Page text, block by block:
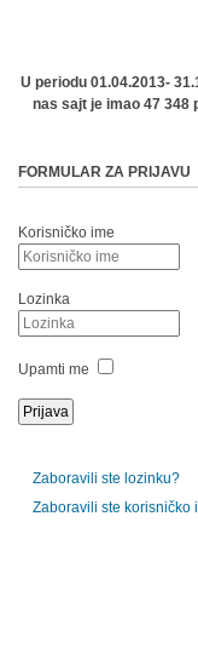
U periodu 01.04.2013-
nas sajt je imao 47 348
FORMULAR ZA PRIJAVU
Korisničko ime
Lozinka
Upamti me
Zaboravili ste lozinku?
Zaboravili ste korisničko